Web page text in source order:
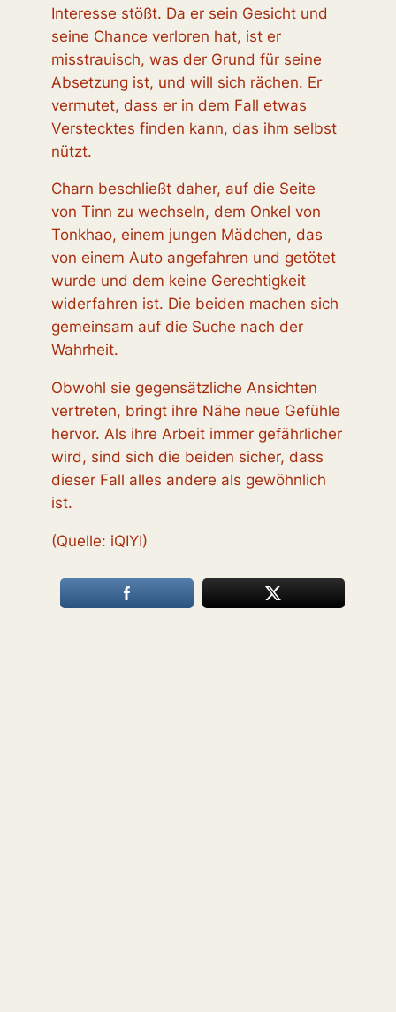
Interesse stößt. Da er sein Gesicht und
seine Chance verloren hat, ist er
misstrauisch, was der Grund für seine
Absetzung ist, und will sich rächen. Er
vermutet, dass er in dem Fall etwas
Verstecktes finden kann, das ihm selbst
nützt.
Charn beschließt daher, auf die Seite
von Tinn zu wechseln, dem Onkel von
Tonkhao, einem jungen Mädchen, das
von einem Auto angefahren und getötet
wurde und dem keine Gerechtigkeit
widerfahren ist. Die beiden machen sich
gemeinsam auf die Suche nach der
Wahrheit.
Obwohl sie gegensätzliche Ansichten
vertreten, bringt ihre Nähe neue Gefühle
hervor. Als ihre Arbeit immer gefährlicher
wird, sind sich die beiden sicher, dass
dieser Fall alles andere als gewöhnlich
ist.
(Quelle: iQIYI)